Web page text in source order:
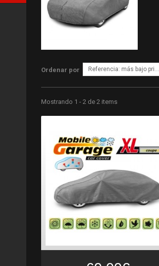
Ordenar por Referencia: más bajo primero
Mostrando 1 - 2 de 2 items